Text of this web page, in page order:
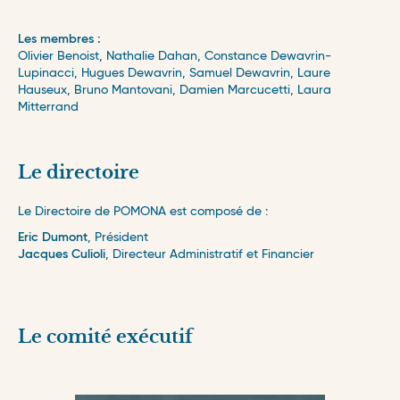
Les membres :
Olivier Benoist, Nathalie Dahan, Constance Dewavrin-
Lupinacci, Hugues Dewavrin, Samuel Dewavrin, Laure
Hauseux, Bruno Mantovani, Damien Marcucetti, Laura
Mitterrand
Le directoire
Le Directoire de POMONA est composé de :
Eric Dumont, Président
Jacques Culioli, Directeur Administratif et Financier
Le comité exécutif